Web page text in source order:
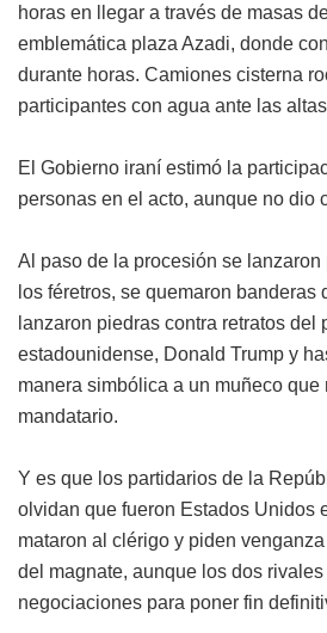
horas en llegar a través de masas
emblemática plaza Azadi, donde
durante horas. Camiones cisterna
participantes con agua ante las
El Gobierno iraní estimó la
personas en el acto, aunque no dio
Al paso de la procesión se
los féretros, se quemaron banderas
lanzaron piedras contra retratos del
estadounidense, Donald Trump y
manera simbólica a un muñeco
mandatario.
Y es que los partidarios de la
olvidan que fueron Estados Unidos
mataron al clérigo y piden
del magnate, aunque los dos
negociaciones para poner fin